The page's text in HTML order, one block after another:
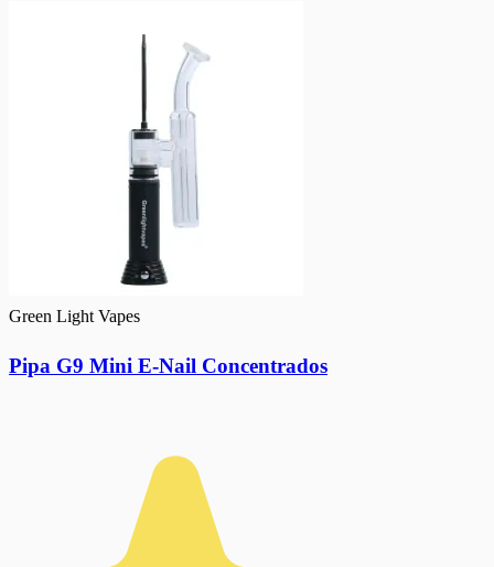
Green Light Vapes
Pipa G9 Mini E-Nail Concentrados